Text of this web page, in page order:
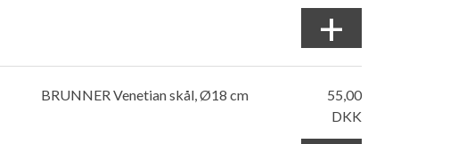
+
BRUNNER Venetian skål, Ø18 cm
55,00
DKK